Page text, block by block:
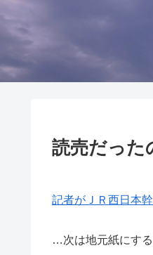
読売だっ
記者がＪＲ西日本
…次は地元紙にする